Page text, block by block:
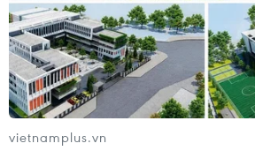
vietnamplus.vn